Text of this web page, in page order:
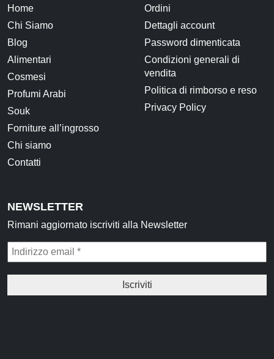
Home
Chi Siamo
Blog
Alimentari
Cosmesi
Profumi Arabi
Souk
Forniture all’ingrosso
Chi siamo
Contatti
Ordini
Dettagli account
Password dimenticata
Condizioni generali di
vendita
Politica di rimborso e reso
Privacy Policy
NEWSLETTER
Rimani aggiornato iscriviti alla Newsletter